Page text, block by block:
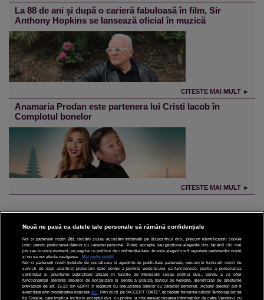
La 88 de ani și după o carieră fabuloasă în film, Sir
Anthony Hopkins se lansează oficial în muzică
CITESTE MAI MULT ►
Anamaria Prodan este partenera lui Cristi Iacob în
Complotul bonelor
CITESTE MAI MULT ►
CINEMA
DIVERTISMENT
STIRI
Nouă ne pasă ca datele tale personale să rămână confidențiale
Noi și partenerii noștri 201 stocăm și/sau accesăm informații pe dispozitivul dvs., precum identificatorii cookie
unici pentru prelucrarea datelor cu caracter personal. Puteți accepta sau gestiona alegerile dvs. făcând clic mai
jos sau în orice moment, pe pagina cu politica de confidențialitate. Aceste alegeri vor fi raportate partenerilor noștri
și nu vă vor afecta navigarea.
Mai multe detalii
Noi si partenerii nostri (retelele de socializare si agentiile de publicitate partenere, precum si furnizorii nostri de
servicii de date analitice) prelucram date pentru a permite website-ului sa functioneze, pentru a personaliza
continutul si anunturile publicitare afisate in functie de interesele si/sau profilul dvs., pentru a va oferi
functionalitati aferente retelelor de socializare si pentru a analiza traficul pe website. Beneficiati de drepturile
prevazute de art. 15-22 din GDPR in legatura cu prelucrarea datelor cu caracter personal. Aceste drepturi pot fi
exercitate prin modalitatea indicataaici . Prin click pe “ACCEPT TOATE”, acceptati folosirea tuturor Tehnologiilor de
tip Cookie, care implica inclusiv acceptul dvs. cu privire la stocarea/accesarea informatiilor de catre Vendor-ii cu